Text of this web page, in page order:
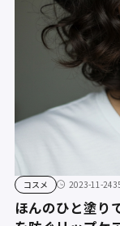
コスメ 2023-11-24
ほんのひと塗り